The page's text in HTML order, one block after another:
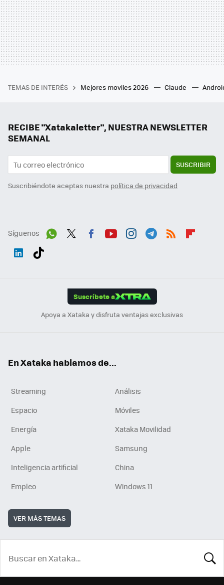
TEMAS DE INTERÉS Mejores moviles 2026 Claude
RECIBE "Xatakaletter", NUESTRA NEWSLETTER
SEMANAL
SUSCRIBIR
Suscribiéndote aceptas nuestra política de privacidad
Síguenos
Suscríbete a
Apoya a Xataka y disfruta ventajas exclusivas
En Xataka hablamos de...
Streaming
Análisis
Espacio
Móviles
Energía
Xataka Movilidad
Apple
Samsung
Inteligencia artificial
China
Empleo
Windows 11
VER MÁS TEMAS